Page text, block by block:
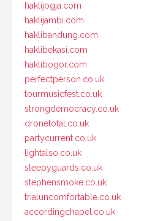
haklijogja.com
haklijambi.com
haklibandung.com
haklibekasi.com
haklibogor.com
perfectperson.co.uk
tourmusicfest.co.uk
strongdemocracy.co.uk
dronetotal.co.uk
partycurrent.co.uk
lightalso.co.uk
sleepyguards.co.uk
stephensmoke.co.uk
trialuncomfortable.co.uk
accordingchapel.co.uk